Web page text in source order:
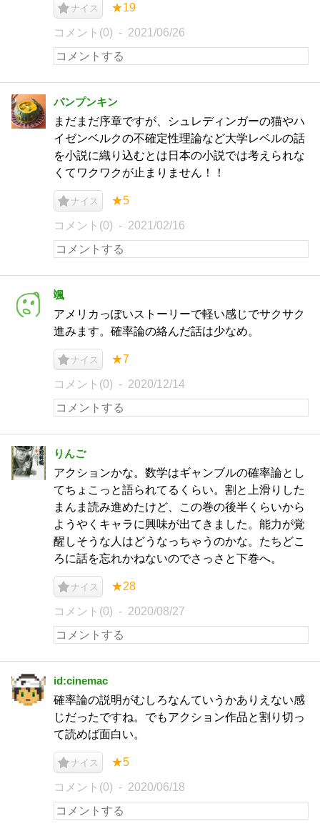
ナイス ★19
コメント(0) 2021/06/26
パンプンキン
まだまだ序章ですが、シュレディンガーの猫やハ
イゼンベルクの不確定性理論など大学レベルの話
を小説に織り込むとは日本の小説では考えられな
くてワクワクが止まりません！！
ナイス ★5
コメント(0) 2021/02/16
颯
アメリカっぽいストーリーで軽い感じでサクサク
進みます。確率論の絡んだ話は少なめ。
ナイス ★7
コメント(0) 2020/12/14
りんご
アクションかな。数学はギャンブルの確率論とし
てちょこっと語られてるくらい。割と上滑りした
まんま読み進めたけど、この巻の後半くらいから
ようやくキャラに興味が出てきました。能力が覚
醒しそうな人はどうなっちゃうのかな。たちどこ
ろに話を忘れかねないのでさっさと下巻へ。
ナイス ★28
コメント(0) 2020/08/27
id:cinemac
確率論の説明がむしろなんていうかありえない感
じだったですね。でもアクション作品と割り切っ
て読めば面白い。
ナイス ★5
コメント(0) 2020/06/18